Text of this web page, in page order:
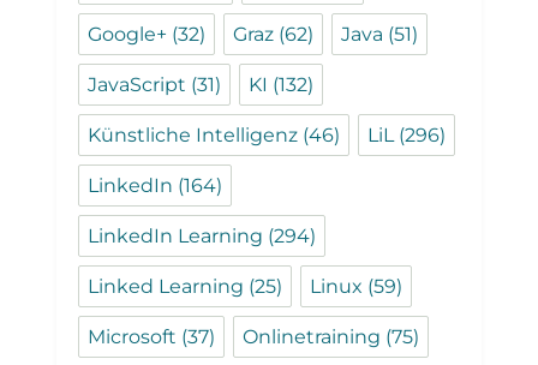
Google+ (32) Graz (62) Java (51)
JavaScript (31) KI (132)
Künstliche Intelligenz (46) LiL (296)
LinkedIn (164)
LinkedIn Learning (294)
Linked Learning (25) Linux (59)
Microsoft (37) Onlinetraining (75)